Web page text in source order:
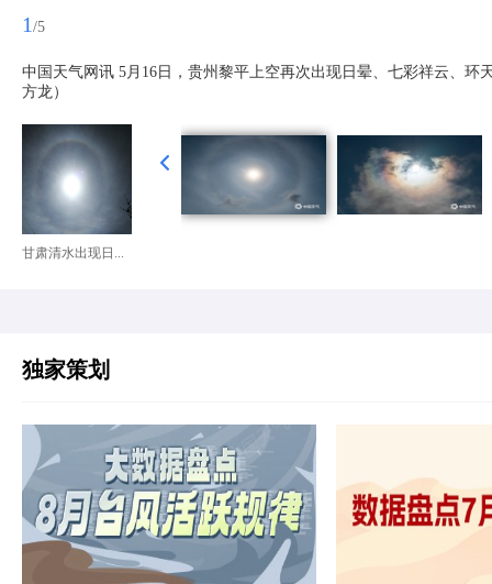
1 /5
中国天气网讯 5月16日，贵州黎平上空再次出现日晕、七彩祥云、
方龙）
甘肃清水出现日...
独家策划